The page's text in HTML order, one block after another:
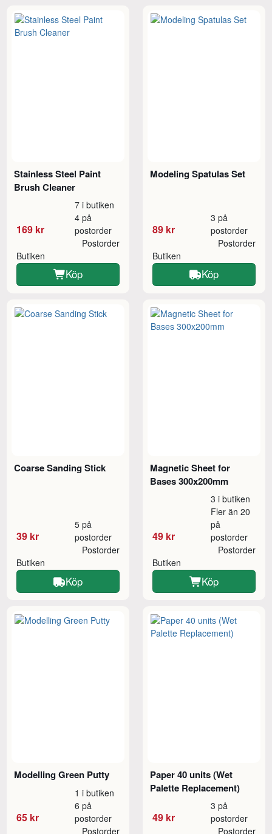
Stainless Steel Paint
Brush Cleaner
169 kr
7 i butiken
4 på
postorder
Butiken
Postorder
Köp
Modeling Spatulas Set
89 kr
3 på
postorder
Butiken
Postorder
Köp
Coarse Sanding Stick
39 kr
5 på
postorder
Butiken
Postorder
Köp
Magnetic Sheet for
Bases 300x200mm
49 kr
3 i butiken
Fler än 20
på
postorder
Butiken
Postorder
Köp
Modelling Green Putty
65 kr
1 i butiken
6 på
postorder
Postorder
Paper 40 units (Wet
Palette Replacement)
49 kr
3 på
postorder
Postorder